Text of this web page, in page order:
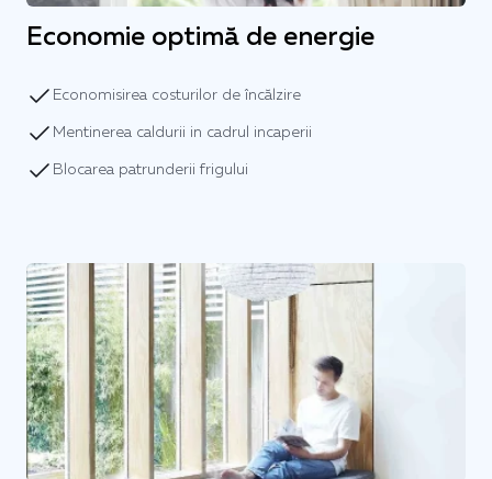
Economie optimă de energie
Economisirea costurilor de încălzire
Mentinerea caldurii in cadrul incaperii
Blocarea patrunderii frigului